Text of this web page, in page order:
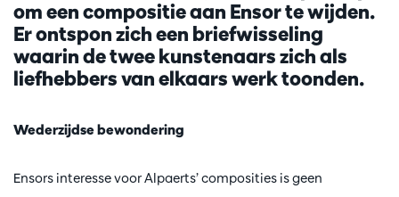
om een compositie aan Ensor te wijden.
Er ontspon zich een briefwisseling
waarin de twee kunstenaars zich als
liefhebbers van elkaars werk toonden.
Wederzijdse bewondering
Ensors interesse voor Alpaerts’ composities is geen